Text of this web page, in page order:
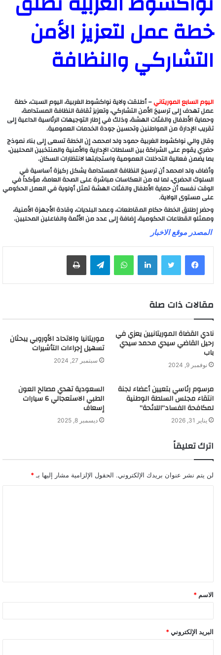
خطة عمل لتعزيز الأمن
التشاركي والنظافة
اليوم السابع الموريتاني– أطلقت ولاية نواكشوط الغربية، اليوم السبت، خطة
عمل تهدف إلى ترسيخ الأمن التشاركي، وتعزيز ثقافة النظافة المستدامة،
وحماية الأطفال والفئات الهشة، وذلك في إطار التوجيهات الرئاسية الداعية إلى
تقريب الإدارة من المواطنين وتحسين جودة الخدمات العمومية.
وقال والي نواكشوط الغربية حمود ولد امحمد، إن الخطة تسعى إلى بناء نموذج
حضري يقوم على الشراكة بين السلطات الإدارية والأمنية والمنتخبين المحليين،
بما يضمن فعالية التدخلات العمومية واستجابتها لانتظارات السكان.
وأضاف ولد امحمد أن ترسيخ النظافة المستدامة يشكل ركيزة أساسية في
السلوك الحضري، لما له من انعكاسات مباشرة على الصحة العامة، مؤكداً في
الوقت نفسه أن حماية الأطفال والفئات الهشة تمثل أولوية في العمل الحكومي
على مستوى الولاية.
وحضر إطلاق الخطة حكام المقاطعات، وعمد البلديات، وقادة الأجهزة الأمنية،
وممثلو القطاعات الحكومية، إضافة إلى عدد من الأئمة والفاعلين المحليين.
المصدر موقع الاخبار
لينكدإن واتساب
مقالات ذات صلة
نادي القضاة الموريتانيين يعزي في
رحيل القاضي سيدي محمد سيدي
باب
نوفمبر 9, 2024
موريتانيا والاتحاد الأوروبي يبحثان
تسهيل إجراءات التأشيرات
سبتمبر 27, 2024
مرسوم رئاسي بتعيين أعضاء لجنة
انتقاء مجلس السلطة الوطنية
لمكافحة الفساد”اللائحة”
يناير 31, 2026
السعودية تهدي مصالح العون
الطبي الاستعجالي 6 سيارات
إسعاف
ديسمبر 8, 2025
اترك تعليقاً
لن يتم نشر عنوان بريدك الإلكتروني. الحقول الإلزامية مشار إليها بـ *
ق
*
الاسم *
البريد الإلكتروني *